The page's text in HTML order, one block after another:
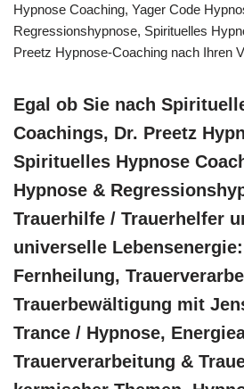
Hypnose Coaching, Yager Code
Regressionshypnose, Spirituelles
Preetz Hypnose-Coaching nach Ihren
Egal ob Sie nach
Coachings, Dr. Preetz
Spirituelles Hypnose
Hypnose &
Trauerhilfe / Trauerhelfer
universelle
Fernheilung,
Trauerbewältigung mit
Trance / Hypnose,
Trauerverarbeitung &